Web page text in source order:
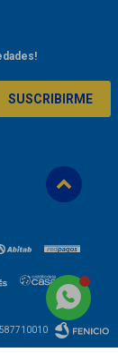
SUSCRIBIRME